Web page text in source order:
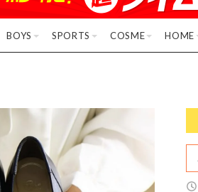
BOYS SPORTS COSME HOME